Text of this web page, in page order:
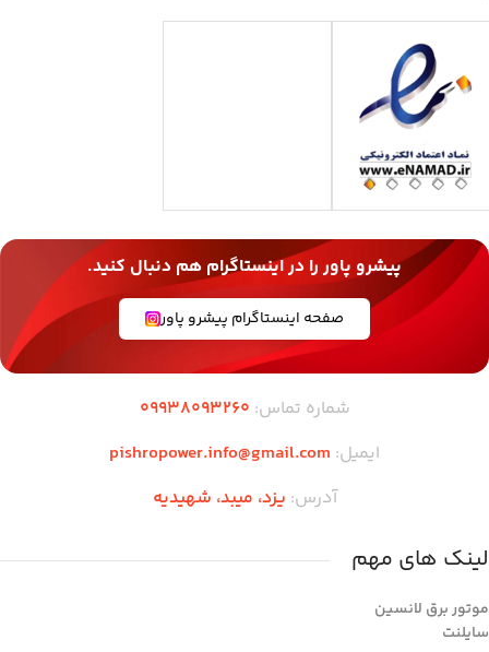
پیشرو پاور را در اینستاگرام هم دنبال کنید.
صفحه اینستاگرام پیشرو پاور
شماره تماس: 09938093260
ایمیل: pishropower.info@gmail.com
آدرس: یزد، میبد، شهیدیه
لینک های مهم
موتور برق لانسین
سایلنت